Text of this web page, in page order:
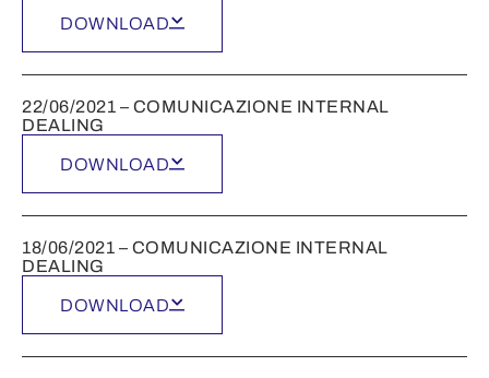
DOWNLOAD
22/06/2021 – COMUNICAZIONE INTERNAL
DEALING
DOWNLOAD
18/06/2021 – COMUNICAZIONE INTERNAL
DEALING
DOWNLOAD